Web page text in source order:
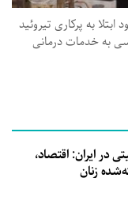
به پرکاری تیروئید
به خدمات درمانی
در ایران: اقتصاد،
زنان